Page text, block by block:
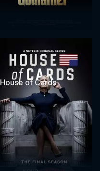
House of Cards